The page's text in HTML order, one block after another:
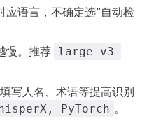
应语言，不确定选“自动检
慢。推荐 large-v3-
填写人名、术语等提高识别
PyTorch 。